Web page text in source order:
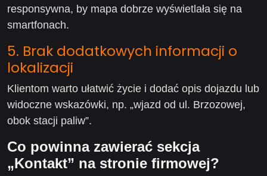
responsywna, by mapa dobrze wyświetlała się na
smartfonach.
5. Brak dodatkowych informacji o
lokalizacji
Klientom warto ułatwić życie i dodać opis dojazdu lub
widoczne wskazówki, np. „wjazd od ul. Brzozowej,
obok stacji paliw”.
Co powinna zawierać sekcja
„Kontakt” na stronie firmowej?